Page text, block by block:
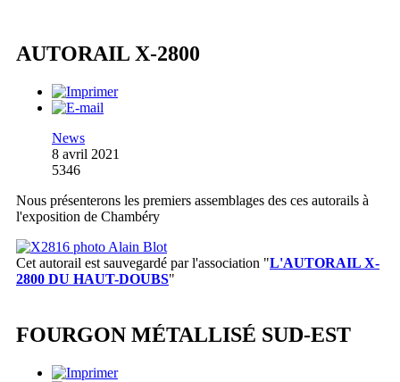
AUTORAIL X-2800
News
8 avril 2021
5346
Nous présenterons les premiers assemblages des ces autorails à
l'exposition de Chambéry
Cet autorail est sauvegardé par l'association "L'AUTORAIL X-
2800 DU HAUT-DOUBS"
FOURGON MÉTALLISÉ SUD-EST